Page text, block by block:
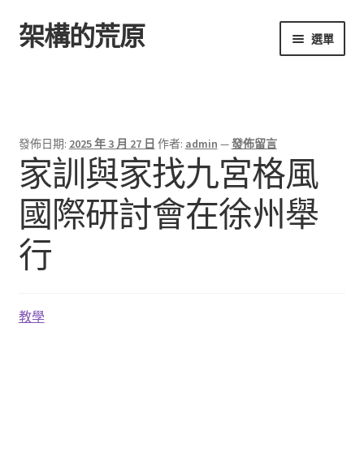
跳
至
跳
至
架構的荒原 選單
發佈日期: 2025 年 3 月 27 日 作者: admin —發佈留言
家訓與家找九宮格風
國際研討會在徐州舉
行
教學